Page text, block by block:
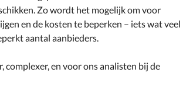
Zo wordt het mogelijk om voor
en de kosten te beperken – iets wat veel
aantal aanbieders.
en voor ons analisten bij de